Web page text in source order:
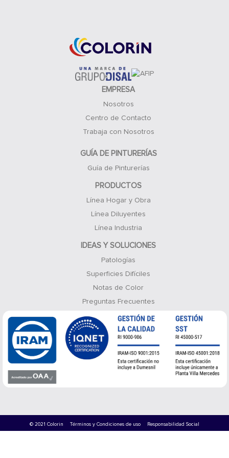
EMPRESA
Nosotros
Centro de Contacto
Trabaja con Nosotros
GUÍA DE PINTURERÍAS
Guía de Pinturerías
PRODUCTOS
Línea Hogar y Obra
Línea Diluyentes
Línea Industria
IDEAS Y SOLUCIONES
Patologías
Superficies Difíciles
Notas de Color
Preguntas Frecuentes
© 2021 Colorin Términos y Condiciones de uso Responsabilidad Social